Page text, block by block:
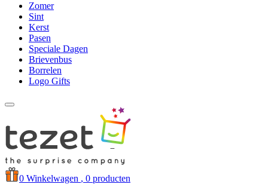
Zomer
Sint
Kerst
Pasen
Speciale Dagen
Brievenbus
Borrelen
Logo Gifts
0 Winkelwagen , 0 producten